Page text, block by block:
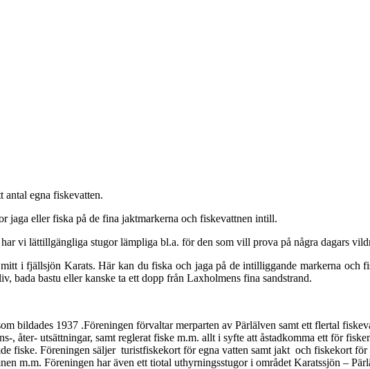
egna fiskevatten.
jaga eller fiska på de fina jaktmarkerna och fiskevattnen intill.
vi lättillgängliga stugor lämpliga bl.a. för den som vill prova på några dagars
i fjällsjön Karats. Här kan du fiska och jaga på de intilliggande markerna och
bada bastu eller kanske ta ett dopp från Laxholmens fina sandstrand.
bildades 1937 .Föreningen förvaltar merparten av Pärlälven samt ett flertal
åter- utsättningar, samt reglerat fiske m.m. allt i syfte att åstadkomma ett för
fiske. Föreningen säljer turistfiskekort för egna vatten samt jakt och fiskekort för
m.m. Föreningen har även ett tiotal uthyrningsstugor i området Karatssjön –